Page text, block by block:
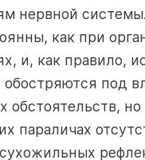
нервной
как при
и, как правило,
обостряются под
обстоятельств,
параличах